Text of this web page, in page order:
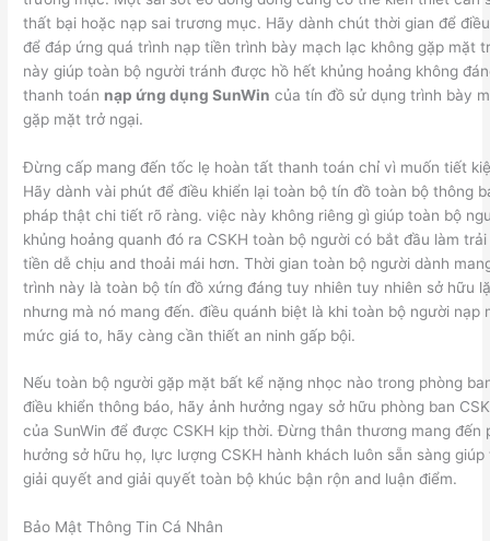
thất bại hoặc nạp sai trương mục. Hãy dành chút thời gian để
để đáp ứng quá trình nạp tiền trình bày mạch lạc không gặp mặt
này giúp toàn bộ người tránh được hồ hết khủng hoảng không
thanh toán nạp ứng dụng SunWin của tín đồ sử dụng trình bày
gặp mặt trở ngại.
Đừng cấp mang đến tốc lẹ hoàn tất thanh toán chỉ vì muốn tiết
Hãy dành vài phút để điều khiển lại toàn bộ tín đồ toàn bộ thông
pháp thật chi tiết rõ ràng. việc này không riêng gì giúp toàn bộ
khủng hoảng quanh đó ra CSKH toàn bộ người có bắt đầu làm
tiền dễ chịu and thoải mái hơn. Thời gian toàn bộ người dành
trình này là toàn bộ tín đồ xứng đáng tuy nhiên tuy nhiên sở hữu
nhưng mà nó mang đến. điều quánh biệt là khi toàn bộ người nạp
mức giá to, hãy càng cần thiết an ninh gấp bội.
Nếu toàn bộ người gặp mặt bất kể nặng nhọc nào trong phòng
điều khiển thông báo, hãy ảnh hưởng ngay sở hữu phòng ban
của SunWin để được CSKH kịp thời. Đừng thân thương mang đến
hưởng sở hữu họ, lực lượng CSKH hành khách luôn sẵn sàng
giải quyết and giải quyết toàn bộ khúc bận rộn and luận điểm.
Bảo Mật Thông Tin Cá Nhân